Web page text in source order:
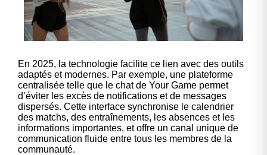
En 2025, la technologie facilite ce lien avec des outils
adaptés et modernes. Par exemple, une plateforme
centralisée telle que le chat de Your Game permet
d’éviter les excès de notifications et de messages
dispersés. Cette interface synchronise le calendrier
des matchs, des entraînements, les absences et les
informations importantes, et offre un canal unique de
communication fluide entre tous les membres de la
communauté.